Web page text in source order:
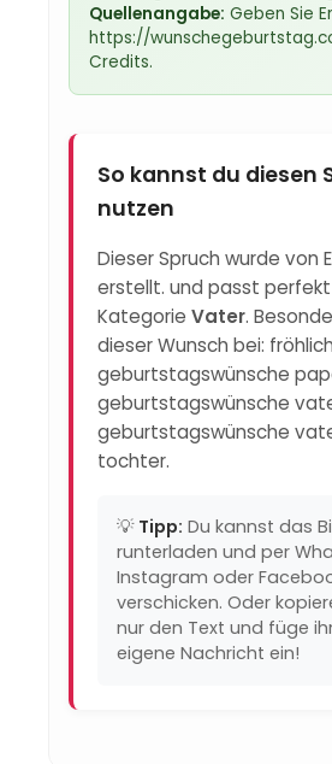
Quellenangabe: Geben Sie
https://
Credits.
So kannst du diesen
nutzen
Dieser Spruch wurde von
erstellt. und passt perfekt
Kategorie Vater.
dieser Wunsch bei:
geburtstagswünsche
geburtstagswünsche
geburtstagswünsche
tochter.
💡 Tipp: Du kannst das
runterladen und per
Instagram oder
verschicken. Oder
nur den Text und füge
eigene Nachricht ein!